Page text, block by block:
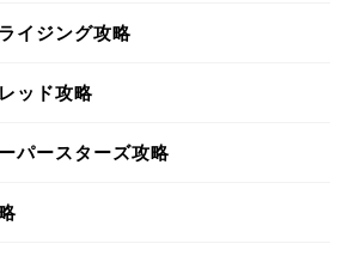
イジング攻略
ッド攻略
パースターズ攻略